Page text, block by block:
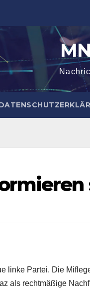
linke Partei. Die
als rechtmäßige